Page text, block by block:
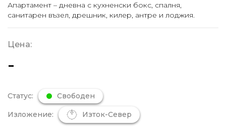
Апартамент – дневна с кухненски бокс, спалня,
санитарен възел, дрешник, килер, антре и лоджия.
Цена:
-
Статус: Свободен
Изложение: Изток-Север